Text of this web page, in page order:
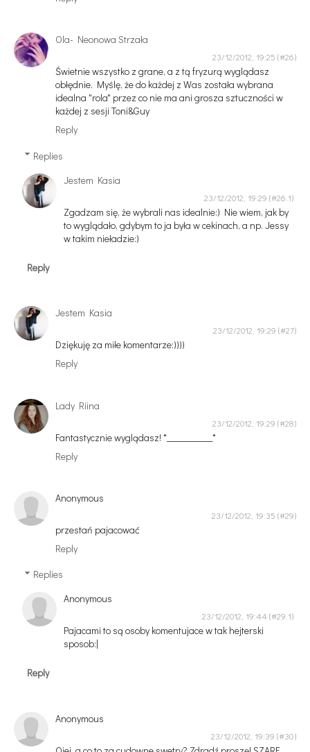
Ola- Neonowa Strzała
23/12/2012, 19:25
Świetnie wszystko z grane, a z tą fryzurą wyglądasz
obłędnie. Myślę, że do każdej z Was została wybrana
idealna "rola" przez co nie ma ani grosza sztuczności w
każdej z sesji Toni&Guy
Reply
Replies
Jestem Kasia
23/12/2012, 19:29
Zgadzam się, że wybrali nas idealnie:) Nie wiem, jak by
to wyglądało, gdybym to ja była w cekinach, a np. Jessy
w takim nieładzie:)
Reply
Jestem Kasia
23/12/2012, 19:29
Dziękuję za miłe komentarze:))))
Reply
Lady Riina
23/12/2012, 19:29
Fantastycznie wyglądasz! *___________*
Reply
Anonymous
23/12/2012, 19:35
przestań pajacować
Reply
Replies
Anonymous
23/12/2012, 19:44
Pajacami to są osoby komentujace w tak hejterski
sposob:|
Reply
Anonymous
23/12/2012, 19:39